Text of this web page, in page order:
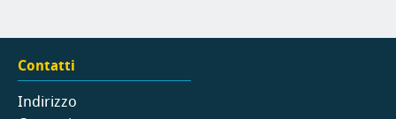
Contatti
Indirizzo